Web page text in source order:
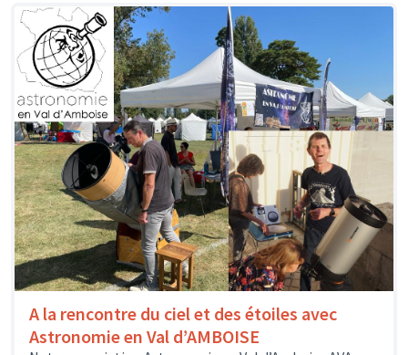
A la rencontre du ciel et des étoiles avec
Astronomie en Val d’AMBOISE